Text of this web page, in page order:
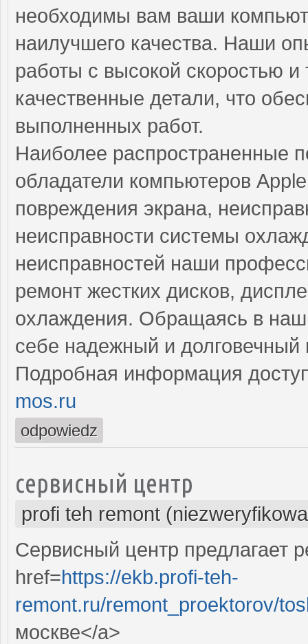
необходимы вам ваши
наилучшего качества. Наши
работы с высокой скоростью и
качественные детали, что
выполненных работ.
Наиболее распространенные
обладатели компьютеров
повреждения экрана,
неисправности системы
неисправностей наши
ремонт жестких дисков,
охлаждения. Обращаясь в наш
себе надежный и
Подробная информация
mos.ru
odpowiedz
сервисный центр
profi teh remont
Сервисный центр предлагает
href=https://ekb.profi-teh-
remont.ru/remont_proektorov/
москве</a>